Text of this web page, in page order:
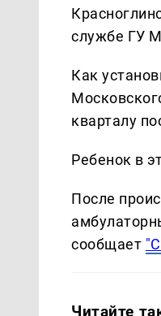
службе ГУ
Как
кварталу
Ребенок в
После
сообщает
Читайте